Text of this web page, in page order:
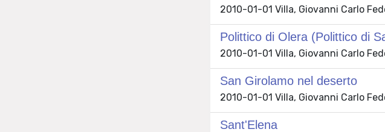
2010-01-01 Villa, Giovanni Carlo
Polittico di Olera (Polittico di
2010-01-01 Villa, Giovanni Carlo
San Girolamo nel deserto
2010-01-01 Villa, Giovanni Carlo
Sant'Elena